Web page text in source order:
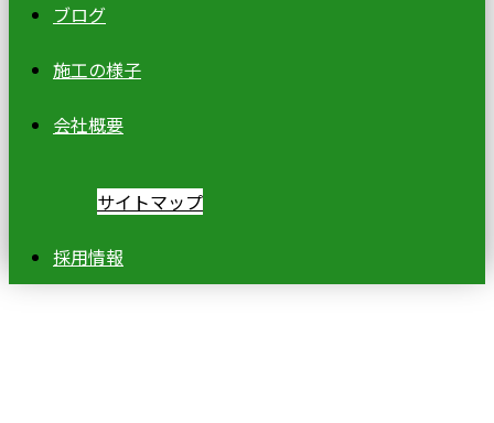
ブログ
施工の様子
会社概要
サイトマップ
採用情報